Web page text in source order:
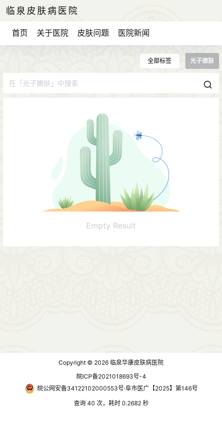
临泉皮肤病医院
首页 关于医院 皮肤问题 医院新闻
全部标签 光子嫩肤
Empty Result
Copyright © 2026 临泉华康皮肤病医院
皖ICP备2021018693号-4
皖公网安备34122102000553号·阜市医广【2025】第146号
查询 40 次，耗时 0.2682 秒